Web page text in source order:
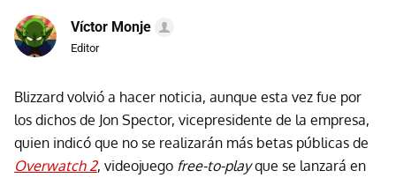
Víctor Monje
Editor
Blizzard volvió a hacer noticia, aunque esta vez fue por
los dichos de Jon Spector, vicepresidente de la empresa,
quien indicó que no se realizarán más betas públicas de
Overwatch 2, videojuego free-to-playque se lanzará en